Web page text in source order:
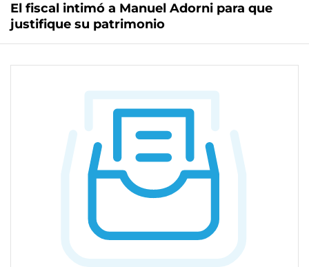
El fiscal intimó a Manuel Adorni para que
justifique su patrimonio